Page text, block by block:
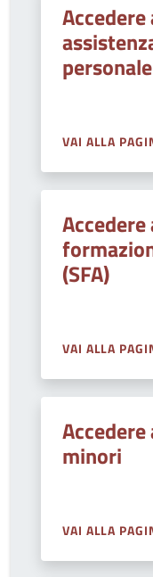
VAI ALLA
(SFA)
VAI ALLA
minori
VAI ALLA